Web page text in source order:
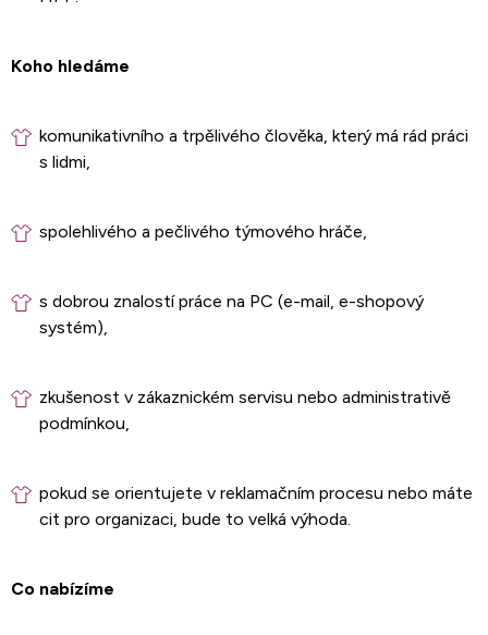
Koho hledáme
komunikativního a trpělivého člověka, který má rád práci
s lidmi,
spolehlivého a pečlivého týmového hráče,
s dobrou znalostí práce na PC (e-mail, e-shopový
systém),
zkušenost v zákaznickém servisu nebo administrativě
podmínkou,
pokud se orientujete v reklamačním procesu nebo máte
cit pro organizaci, bude to velká výhoda.
Co nabízíme